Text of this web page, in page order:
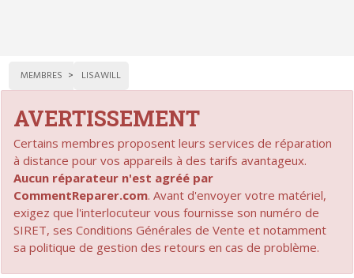
MEMBRES LISAWILL
AVERTISSEMENT
Certains membres proposent leurs services de réparation
à distance pour vos appareils à des tarifs avantageux.
Aucun réparateur n'est agréé par
CommentReparer.com. Avant d'envoyer votre matériel,
exigez que l'interlocuteur vous fournisse son numéro de
SIRET, ses Conditions Générales de Vente et notamment
sa politique de gestion des retours en cas de problème.